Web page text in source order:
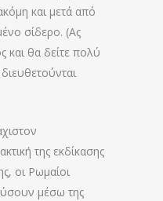
και μετά από
σίδερο. (Ας
και θα δείτε πολύ
της εκδίκασης
οι Ρωμαίοι
μέσω της